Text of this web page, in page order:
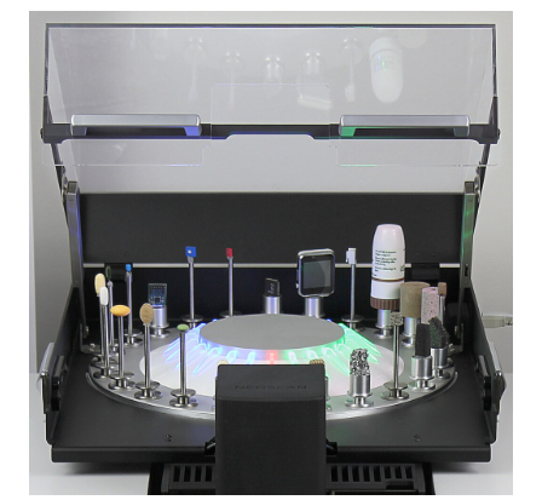
TURBISCAN AGS
Crystal16
Crystalline
Yüzey Alanı ve Gözenek Boyut Dağılımı
BELSORP MAX G
BELSORP MR1
BELPORE
BELPREP VAC
Katalizör Analizleri
BELCAT II
BELMASS II
Yoğunluk Ölçümü